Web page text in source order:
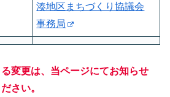
湊地区まちづくり協議会
事務局
変更は、当ページにてお知らせ
さい。